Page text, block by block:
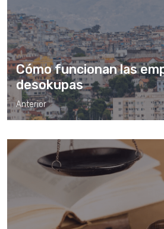
Cómo funcionan las
desokupas
Anterior